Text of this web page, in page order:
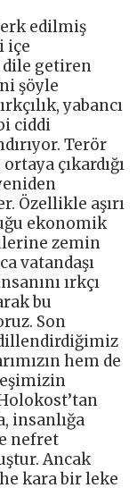
edilmiş
içe
getiren
şöyle
yabancı
ciddi
Terör
çıkardığı
Özellikle aşırı
ekonomik
zemin
vatandaşı
ırkçı
bu
Son
hem de
insanlığa
nefret
Ancak
kara bir leke